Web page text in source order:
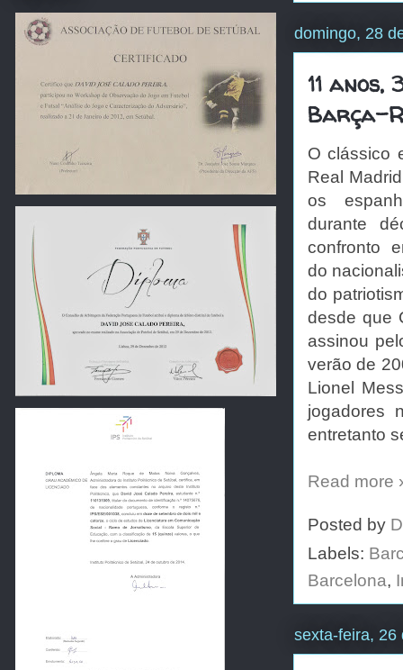
domingo, 28
11 anos,
Barça-
O clássico
Real
os
durante
confronto
do
do
desde que
assinou
verão de
Lionel
jogadores
entretanto
Read more
Posted by
Labels:
Barcelona,
sexta-feira, 26